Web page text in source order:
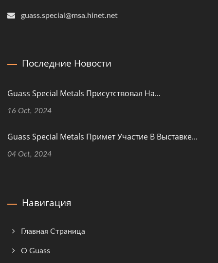
guass.special@msa.hinet.net
Последние Новости
Guass Special Metals Присутствовал На...
16 Oct, 2024
Guass Special Metals Примет Участие В Выставке...
04 Oct, 2024
Навигация
Главная Страница
О Guass